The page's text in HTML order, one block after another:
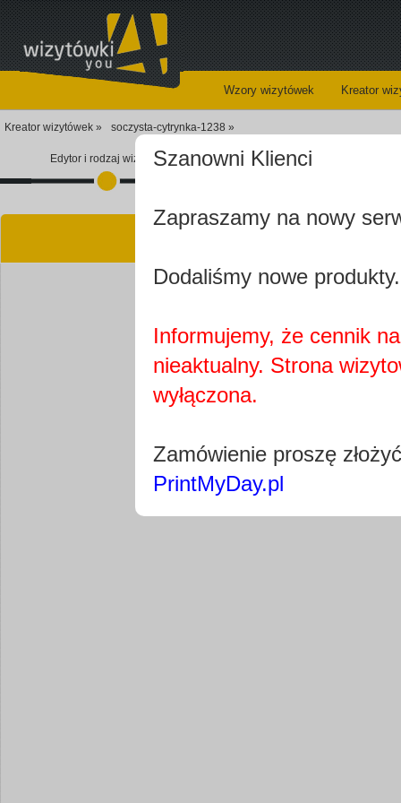
Wzory wizytówek Kreator
Kreator wizytówek » soczysta-cytrynka-1238 »
Edytor i rodzaj wizytówkiSzanowni Klienci
Zapraszamy na nowy
Dodaliśmy nowe
Informujemy, że cennik
nieaktualny. Strona
wyłączona.
Zamówienie proszę
PrintMyDay.pl